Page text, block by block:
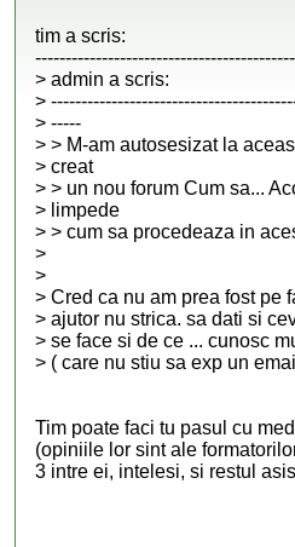
tim a scris:
> admin a scris:
>
> -----
> > M-am autosesizat la
> creat
> > un nou forum Cum sa...
> limpede
> > cum sa procedeaza in
>
>
> Cred ca nu am prea fost pe
> ajutor nu strica. sa dati si
> se face si de ce ... cunosc
> ( care nu stiu sa exp un
Tim poate faci tu pasul cu
(opiniile lor sint ale
3 intre ei, intelesi, si restul